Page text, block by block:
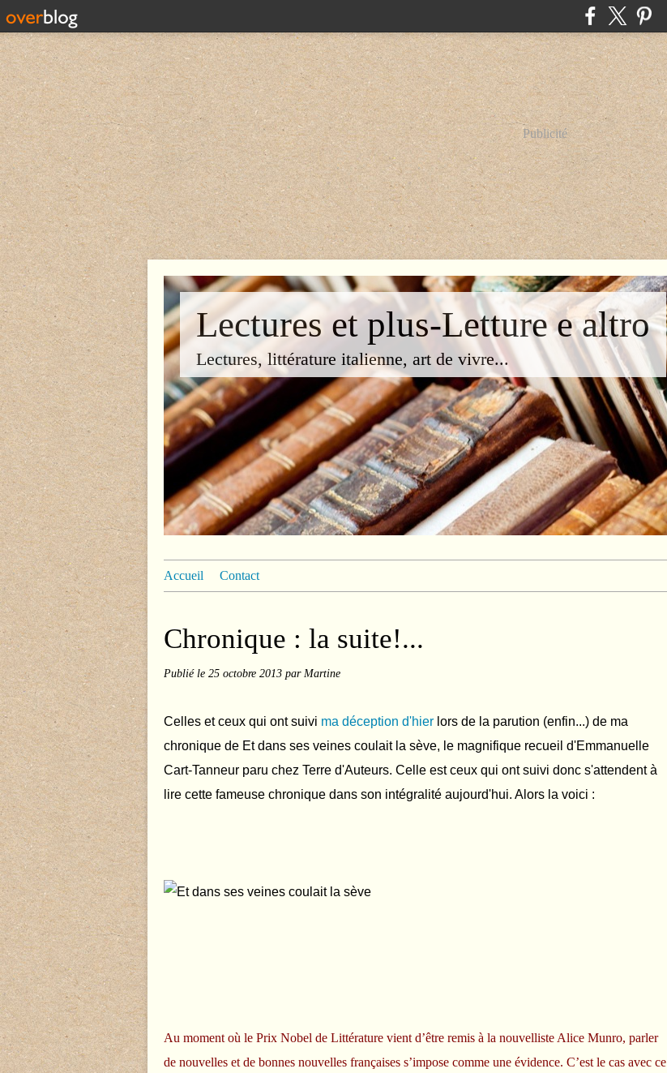
Publicité
Lectures et plus-Letture e altro
Lectures, littérature italienne, art de vivre...
Accueil Contact
Chronique : la suite!...
Publié le 25 octobre 2013 par Martine
Celles et ceux qui ont suivi ma déception d'hier lors de la parution (enfin...) de ma
chronique de Et dans ses veines coulait la sève, le magnifique recueil d'Emmanuelle
Cart-Tanneur paru chez Terre d'Auteurs. Celle est ceux qui ont suivi donc s'attendent à
lire cette fameuse chronique dans son intégralité aujourd'hui. Alors la voici :
Au moment où le Prix Nobel de Littérature vient d’être remis à la nouvelliste Alice Munro, parler
de nouvelles et de bonnes nouvelles françaises s’impose comme une évidence. C’est le cas avec ce